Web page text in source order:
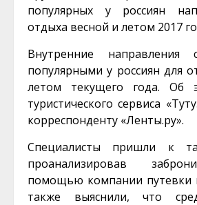
популярных у россиян
отдыха весной и летом 2017
Внутренние направления
популярными у россиян для
летом текущего года. Об
туристического сервиса
корреспонденту «Ленты.ру».
Специалисты пришли к
проанализировав
помощью компании путевки
также выяснили, что